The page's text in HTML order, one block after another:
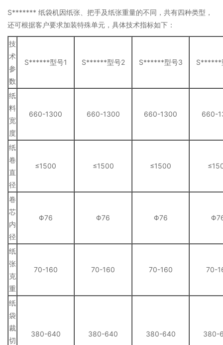
S******* 纸袋机因纸张、把手及纸张重量的不同，共有四种类型，
还可根据客户要求加装特殊单元，具体技术指标如下：
技
术
参
数
S******型号1 S******型号2 S******型号3 S******
纸
料
宽
度
660-1300 660-1300 660-1300 660-
纸
卷
直
径
≤1500 ≤1500 ≤1500
卷
芯
内
径
Φ76 Φ76 Φ76
纸
张
克
重
70-160 70-160 70-160 70-
纸
袋
裁
切
380-640 380-640 380-640 380-